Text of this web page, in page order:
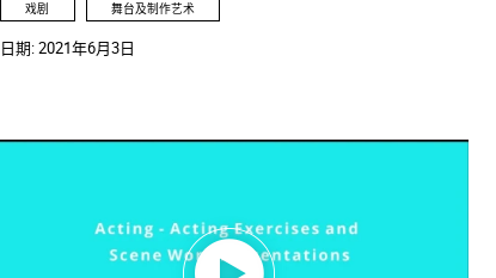
戏剧 舞台及制作艺术
日期:2021年6月3日